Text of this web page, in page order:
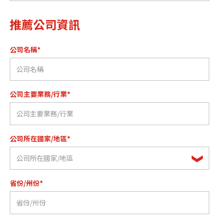
推薦公司資訊
公司名稱*
公司主要業務/行業*
公司所在國家/地區*
公司所在國家/地區
省份/州份*